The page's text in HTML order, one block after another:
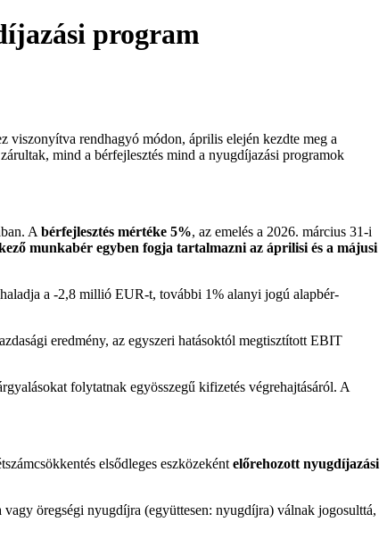
program
rendhagyó módon, április elején kezdte meg a
mind a bérfejlesztés mind a nyugdíjazási programok
A bérfejlesztés mértéke 5%, az emelés a 2026. március 31-i
munkabér egyben fogja tartalmazni az áprilisi és a májusi
a -2,8 millió EUR-t, további 1% alanyi jogú alapbér-
eredmény, az egyszeri hatásoktól megtisztított EBIT
folytatnak egyösszegű kifizetés végrehajtásáról. A
elsődleges eszközeként előrehozott nyugdíjazási
öregségi nyugdíjra (együttesen: nyugdíjra) válnak jogosulttá,